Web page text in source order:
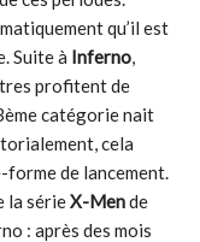
qu’il est
Suite à Inferno,
profitent de
catégorie nait
cela
forme de lancement.
la sérieX-Mende
: après des mois